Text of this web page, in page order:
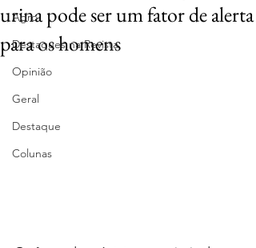
Agro
Destaques na Revista
Opinião
Geral
Destaque
Colunas
urina pode ser um fator de alerta
para os homens